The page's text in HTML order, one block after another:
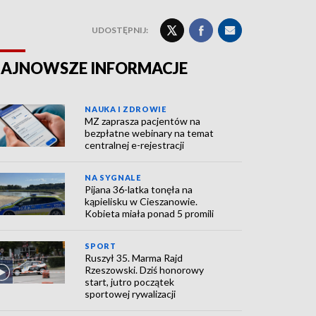
UDOSTĘPNIJ:
INFORMACJE
NAUKA I ZDROWIE
MZ zaprasza pacjentów na
bezpłatne webinary na temat
centralnej e-rejestracji
NA SYGNALE
Pijana 36-latka tonęła na
kąpielisku w Cieszanowie.
Kobieta miała ponad 5 promili
SPORT
Ruszył 35. Marma Rajd
Rzeszowski. Dziś honorowy
start, jutro początek
sportowej rywalizacji